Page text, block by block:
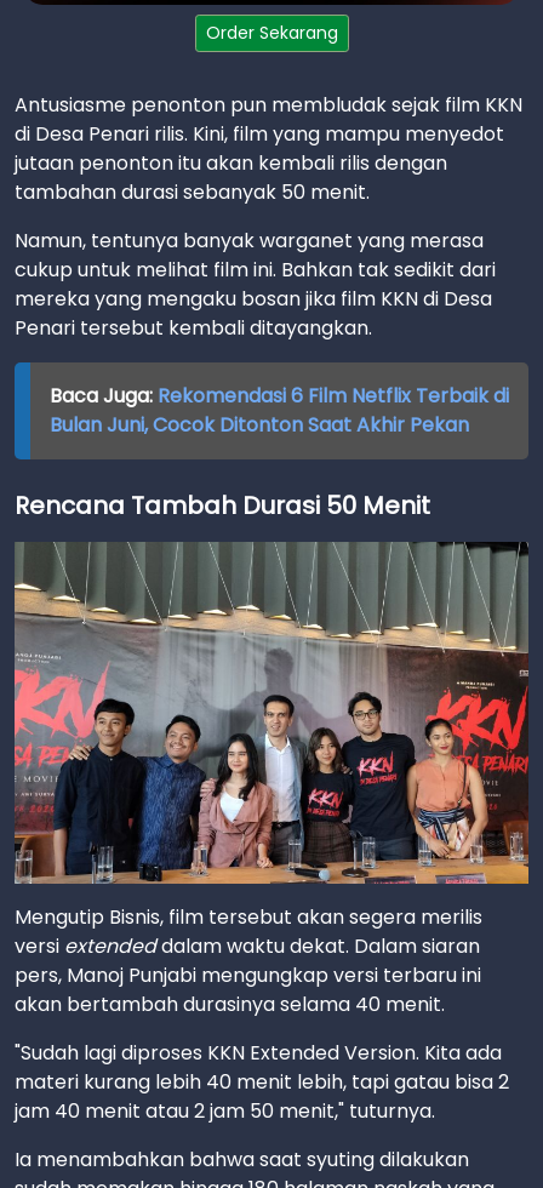
Order Sekarang
Antusiasme penonton pun membludak sejak film KKN
di Desa Penari rilis. Kini, film yang mampu menyedot
jutaan penonton itu akan kembali rilis dengan
tambahan durasi sebanyak 50 menit.
Namun, tentunya banyak warganet yang merasa
cukup untuk melihat film ini. Bahkan tak sedikit dari
mereka yang mengaku bosan jika film KKN di Desa
Penari tersebut kembali ditayangkan.
Baca Juga: Rekomendasi 6 Film Netflix Terbaik di
Bulan Juni, Cocok Ditonton Saat Akhir Pekan
Rencana Tambah Durasi 50 Menit
Mengutip Bisnis, film tersebut akan segera merilis
versi extendeddalam waktu dekat. Dalam siaran
pers, Manoj Punjabi mengungkap versi terbaru ini
akan bertambah durasinya selama 40 menit.
"Sudah lagi diproses KKN Extended Version. Kita ada
materi kurang lebih 40 menit lebih, tapi gatau bisa 2
jam 40 menit atau 2 jam 50 menit," tuturnya.
Ia menambahkan bahwa saat syuting dilakukan